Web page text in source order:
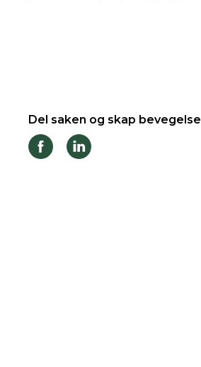
Del saken og skap bevegelse